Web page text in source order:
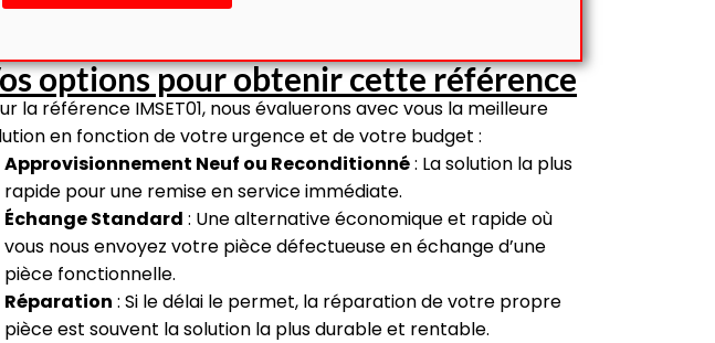
options pour obtenir cette référence
la référence IMSET01, nous évaluerons avec vous la meilleure
en fonction de votre urgence et de votre budget :
Approvisionnement Neuf ou Reconditionné: La solution la plus
rapide pour une remise en service immédiate.
Échange Standard : Une alternative économique et rapide où
vous nous envoyez votre pièce défectueuse en échange d’une
pièce fonctionnelle.
Réparation : Si le délai le permet, la réparation de votre propre
pièce est souvent la solution la plus durable et rentable.